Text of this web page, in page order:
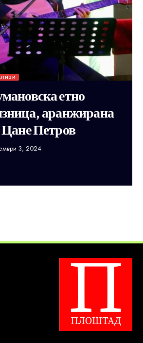
етно
аранжирана
Цане Петров
3, 2024